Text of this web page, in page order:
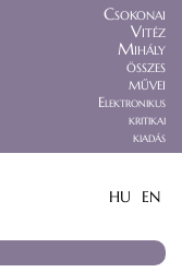
Csokonai
Vitéz
Mihály
összes
művei
Elektronikus
kritikai
kiadás
HU EN